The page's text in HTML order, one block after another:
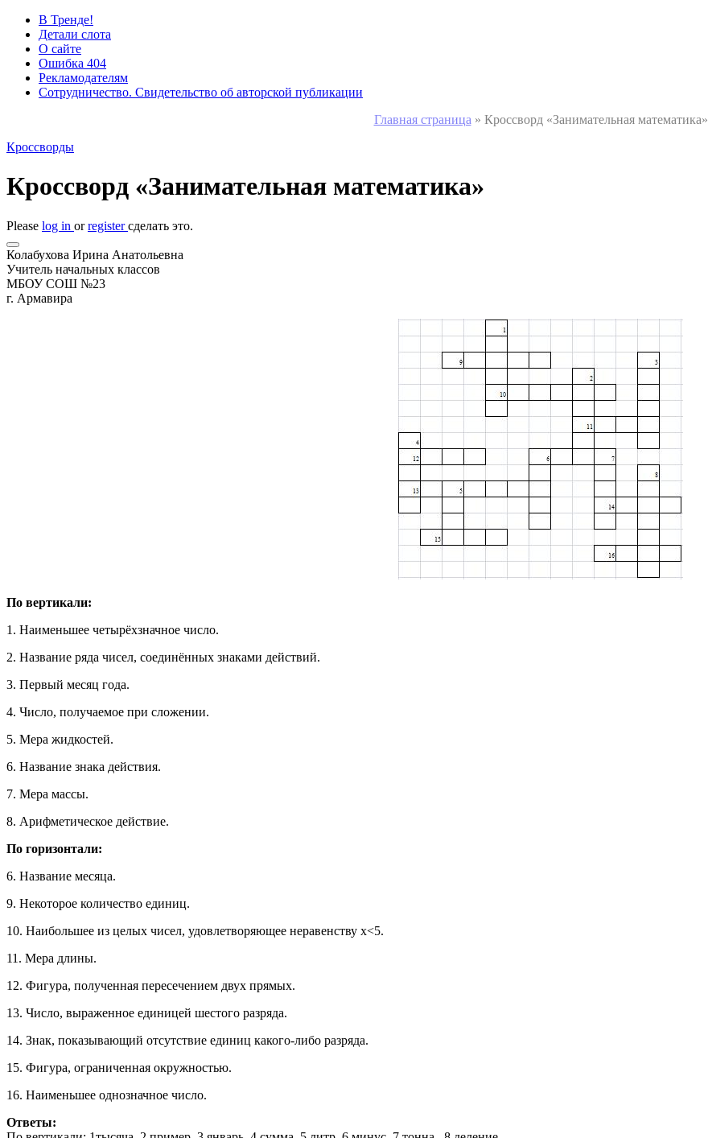
В Тренде!
Детали слота
О сайте
Ошибка 404
Рекламодателям
Сотрудничество. Свидетельство об авторской публикации
Главная страница » Кроссворд «Занимательная математика»
Кроссворды
Кроссворд «Занимательная математика»
Please log in orregisterсделать это.
Колабухова Ирина Анатольевна
Учитель начальных классов
МБОУ СОШ №23
г. Армавира
По вертикали:
1. Наименьшее четырёхзначное число.
2. Название ряда чисел, соединённых знаками действий.
3. Первый месяц года.
4. Число, получаемое при сложении.
5. Мера жидкостей.
6. Название знака действия.
7. Мера массы.
8. Арифметическое действие.
По горизонтали:
6. Название месяца.
9. Некоторое количество единиц.
10. Наибольшее из целых чисел, удовлетворяющее неравенству х<5.
11. Мера длины.
12. Фигура, полученная пересечением двух прямых.
13. Число, выраженное единицей шестого разряда.
14. Знак, показывающий отсутствие единиц какого-либо разряда.
15. Фигура, ограниченная окружностью.
16. Наименьшее однозначное число.
Ответы: